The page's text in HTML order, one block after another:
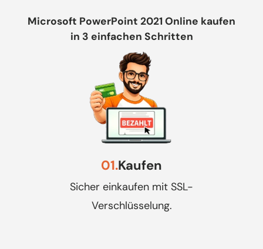
Microsoft PowerPoint 2021 Online kaufen
in 3 einfachen Schritten
01.Kaufen
Sicher einkaufen mit SSL-
Verschlüsselung.